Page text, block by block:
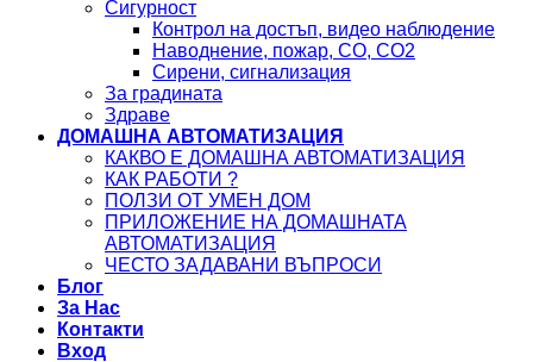
Сигурност
Контрол на достъп, видео наблюдение
Наводнение, пожар, CO, CO2
Сирени, сигнализация
За градината
Здраве
ДОМАШНА АВТОМАТИЗАЦИЯ
КАКВО Е ДОМАШНА АВТОМАТИЗАЦИЯ
КАК РАБОТИ ?
ПОЛЗИ ОТ УМЕН ДОМ
ПРИЛОЖЕНИЕ НА ДОМАШНАТА
АВТОМАТИЗАЦИЯ
ЧЕСТО ЗАДАВАНИ ВЪПРОСИ
Блог
За Нас
Контакти
Вход